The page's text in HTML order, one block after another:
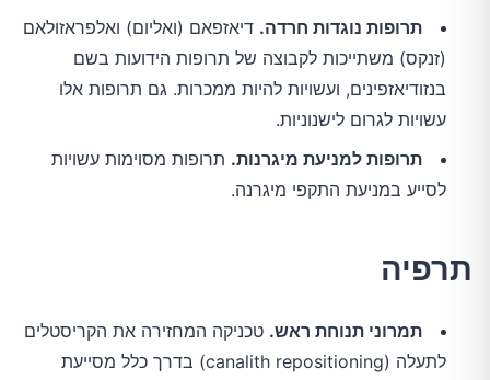
תרופות נוגדות חרדה. דיאזפאם (ואליום) ואלפראזולאם
(זנקס) משתייכות לקבוצה של תרופות הידועות בשם
בנזודיאזפינים, ועשויות להיות ממכרות. גם תרופות אלו
עשויות לגרום לישנוניות.
תרופות למניעת מיגרנות. תרופות מסוימות עשויות
לסייע במניעת התקפי מיגרנה.
תרפיה
תמרוני תנוחת ראש. טכניקה המחזירה את הקריסטלים
לתעלה (canalith repositioning) בדרך כלל מסייעת